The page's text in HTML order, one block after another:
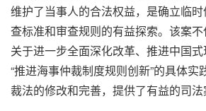
维护了当事人的合法权益，是确立临
查标准和审查规则的有益探索。该案
关于进一步全面深化改革、推进中国
“推进海事仲裁制度规则创新”的具体实
裁法的修改和完善，提供了有益的司法